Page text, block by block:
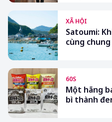
XÃ HỘI
Satoumi:
cùng
60S
Một hãng
bì thành